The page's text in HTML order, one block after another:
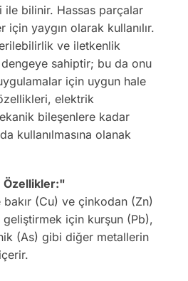
bilinir. Hassas parçalar
yaygın olarak kullanılır.
ve iletkenlik
dengeye sahiptir; bu da onu
için uygun hale
elektrik
bileşenlere kadar
kullanılmasına olanak
Özellikler:"
(Cu) ve çinkodan (Zn)
için kurşun (Pb),
(As) gibi diğer metallerin